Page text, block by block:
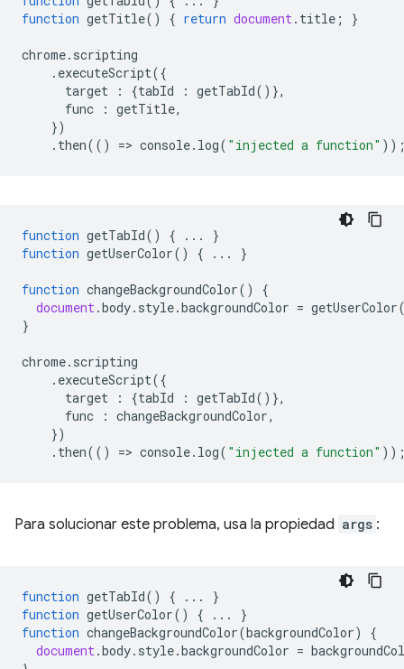
function getTitle() { return document. title ; }
chrome. scripting
. executeScript({
target
: {tabId : getTabId()},
func
: getTitle,
})
. then(() => console. log( "injected a function"
function getTabId() { ...
}
function getUserColor() { ... }
function changeBackgroundColor()
{
document.body. style.backgroundColor = getUserColor
}
chrome. scripting
. executeScript({
target
: {tabId : getTabId()},
func
: changeBackgroundColor,
})
. then(() => console. log( "injected a function"
Para solucionar este problema, usa la propiedad args :
function getTabId() { ...
}
function getUserColor() { ...
}
function changeBackgroundColor(backgroundColor)
{
document.body. style.backgroundColor =